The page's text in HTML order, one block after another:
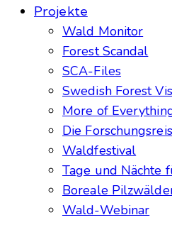
Projekte
Wald Monitor
Forest Scandal
SCA-Files
Swedish Forest
More of
Die
Waldfestival
Tage und Nächte
Boreale
Wald-Webinar